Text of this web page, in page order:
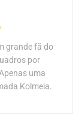
grande fã do
por
uma
Kolmeia.